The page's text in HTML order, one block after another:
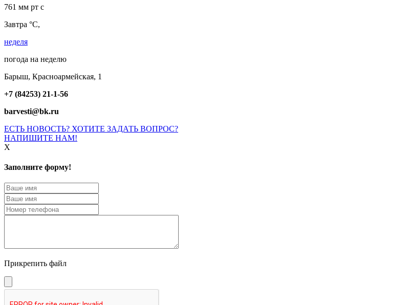
761 мм рт с
Завтра °C,
неделя
погода на неделю
Барыш, Красноармейская, 1
+7 (84253) 21-1-56
barvesti@bk.ru
ЕСТЬ НОВОСТЬ? ХОТИТЕ ЗАДАТЬ ВОПРОС?
НАПИШИТЕ НАМ!
X
Заполните форму!
Прикрепить файл